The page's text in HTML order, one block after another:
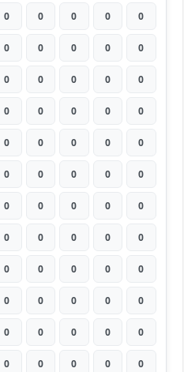
0 0 0 0 0
0 0 0 0 0
0 0 0 0 0
0 0 0 0 0
0 0 0 0 0
0 0 0 0 0
0 0 0 0 0
0 0 0 0 0
0 0 0 0 0
0 0 0 0 0
0 0 0 0 0
0 0 0 0 0